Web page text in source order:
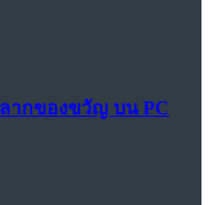
ลากของขวัญ บน PC